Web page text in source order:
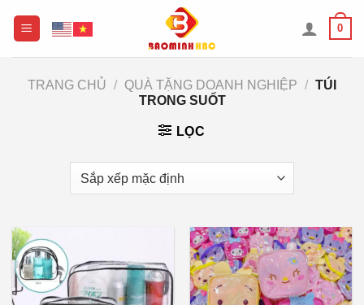
0
TRANG CHỦ / QUÀ TẶNG DOANH NGHIỆP / TÚI
TRONG SUỐT
LỌC